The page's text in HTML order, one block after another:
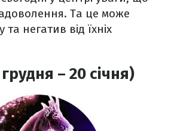
Та це може
негатив від їхніх
– 20 січня)